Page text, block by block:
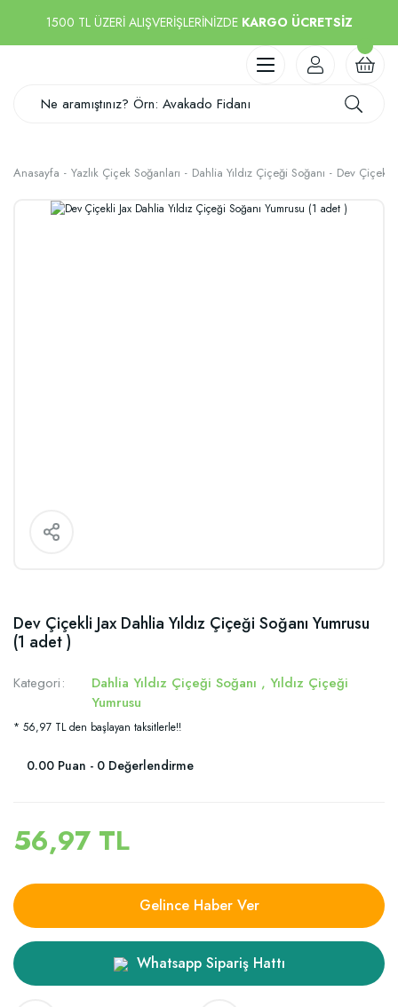
1500 TL ÜZERİ ALIŞVERİŞLERİNİZDE KARGO ÜCRETSİZ
Anasayfa Yazlık Çiçek Soğanları Dahlia Yıldız Çiçeği Soğanı Dev Çiçekli
Dev Çiçekli Jax Dahlia Yıldız Çiçeği Soğanı Yumrusu
(1 adet )
Kategori Dahlia Yıldız Çiçeği Soğanı ,Yıldız Çiçeği
Yumrusu
* 56,97 TL den başlayan taksitlerle!!
0.00 Puan - 0 Değerlendirme
56,97 TL
Gelince Haber Ver
Whatsapp Sipariş Hattı